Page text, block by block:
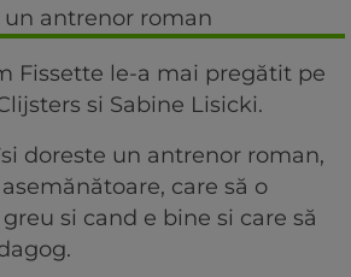
un antrenor roman
Fissette le-a mai pregătit pe
si Sabine Lisicki.
doreste un antrenor roman,
care să o
si cand e bine si care să